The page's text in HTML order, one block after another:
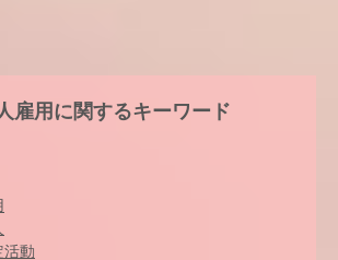
雇用に関するキーワード
活動